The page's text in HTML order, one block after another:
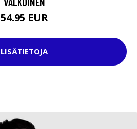
54.95 EUR
LISÄTIETOJA